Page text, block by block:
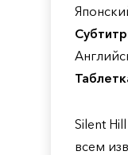
Silent
всем